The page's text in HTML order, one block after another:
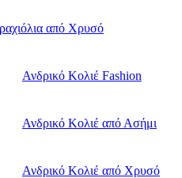
από Χρυσό
Ανδρικό Κολιέ Fashion
Ανδρικό Κολιέ από Ασήμι
Ανδρικό Κολιέ από Χρυσό